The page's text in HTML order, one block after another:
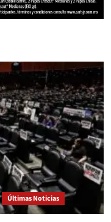
Últimas Noticias